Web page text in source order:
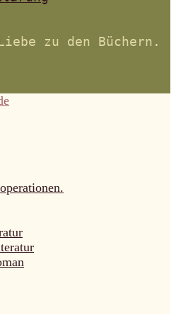
zu den Büchern.